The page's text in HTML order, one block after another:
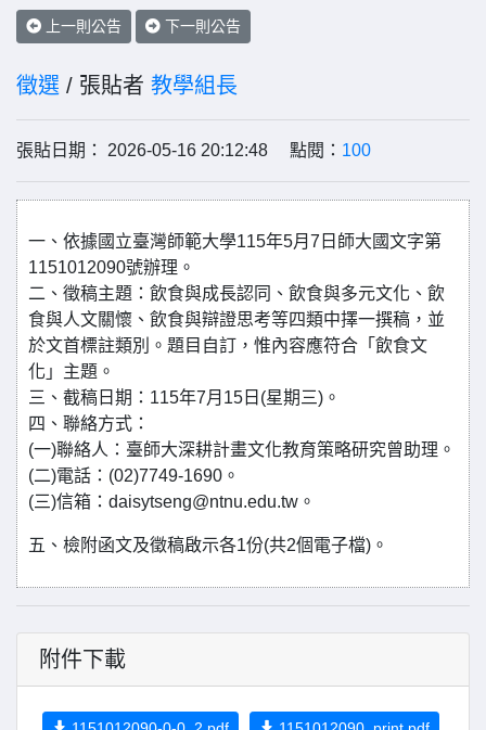
上一則公告 下一則公告
徵選 / 張貼者 教學組長
張貼日期： 2026-05-16 20:12:48 點閱： 100
一、依據國立臺灣師範大學115年5月7日師大國文字第
1151012090號辦理。
二、徵稿主題：飲食與成長認同、飲食與多元文化、飲
食與人文關懷、飲食與辯證思考等四類中擇一撰稿，並
於文首標註類別。題目自訂，惟內容應符合「飲食文
化」主題。
三、截稿日期：115年7月15日(星期三)。
四、聯絡方式：
(一)聯絡人：臺師大深耕計畫文化教育策略研究曾助理。
(二)電話：(02)7749-1690。
(三)信箱：daisytseng@ntnu.edu.tw。
五、檢附函文及徵稿啟示各1份(共2個電子檔)。
附件下載